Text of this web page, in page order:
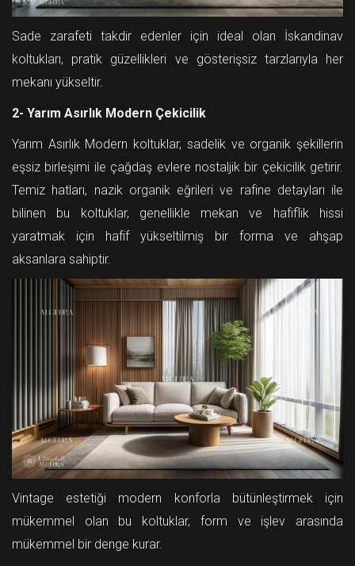
Sade zarafeti takdir edenler için ideal olan İskandinav
koltukları, pratik güzellikleri ve gösterişsiz tarzlarıyla her
mekanı yükseltir.
2- Yarım Asırlık Modern Çekicilik
Yarım Asırlık Modern koltuklar, sadelik ve organik şekillerin
eşsiz birleşimi ile çağdaş evlere nostaljik bir çekicilik getirir.
Temiz hatları, nazik organik eğrileri ve rafine detayları ile
bilinen bu koltuklar, genellikle mekan ve hafiflik hissi
yaratmak için hafif yükseltilmiş bir forma ve ahşap
aksanlara sahiptir.
Vintage estetiği modern konforla bütünleştirmek için
mükemmel olan bu koltuklar, form ve işlev arasında
mükemmel bir denge kurar.